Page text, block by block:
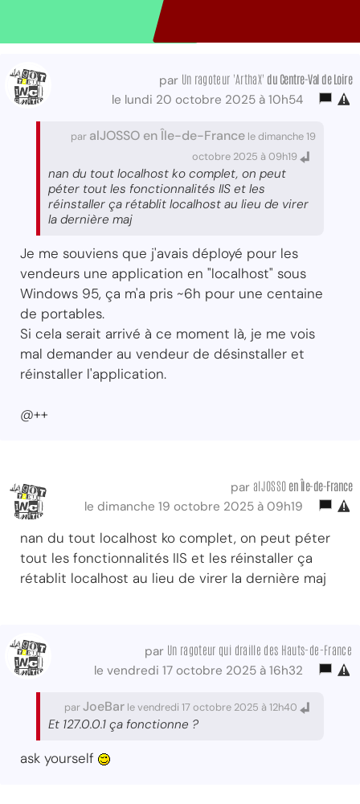
par Un ragoteur 'ArthaX' du Centre-Val de Loire
le lundi 20 octobre 2025 à 10h54
par alJOSSO en Île-de-France le dimanche 19
octobre 2025 à 09h19
nan du tout localhost ko complet, on peut
péter tout les fonctionnalités IIS et les
réinstaller ça rétablit localhost au lieu de virer
la dernière maj
Je me souviens que j'avais déployé pour les
vendeurs une application en "localhost" sous
Windows 95, ça m'a pris ~6h pour une centaine
de portables.
Si cela serait arrivé à ce moment là, je me vois
mal demander au vendeur de désinstaller et
réinstaller l'application.
@++
par alJOSSO en Île-de-France
le dimanche 19 octobre 2025 à 09h19
nan du tout localhost ko complet, on peut péter
tout les fonctionnalités IIS et les réinstaller ça
rétablit localhost au lieu de virer la dernière maj
par Un ragoteur qui draille des Hauts-de-France
le vendredi 17 octobre 2025 à 16h32
parJoeBar le vendredi 17 octobre 2025 à 12h40
Et 127.0.0.1 ça fonctionne ?
ask yourself